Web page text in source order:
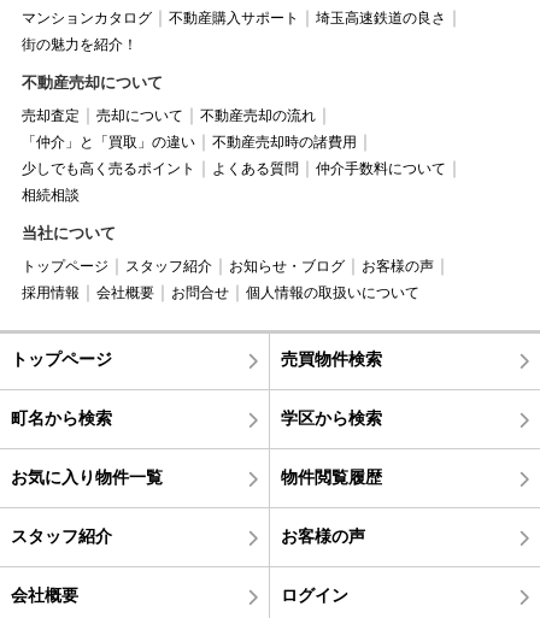
マンションカタログ 不動産購入サポート
埼玉高速鉄道の良さ
街の魅力を紹介！
不動産売却について
売却査定 売却について
不動産売却の流れ
「仲介」と「買取」の違い
不動産売却時の諸費用
少しでも高く売るポイント
よくある質問
仲介手数料について
相続相談
当社について
トップページ スタッフ紹介 お知らせ・ブログ
お客様の声
採用情報
会社概要 お問合せ 個人情報の取扱いについて
トップページ 売買物件検索
町名から検索 学区から検索
お気に入り物件一覧 物件閲覧履歴
スタッフ紹介 お客様の声
会社概要 ログイン